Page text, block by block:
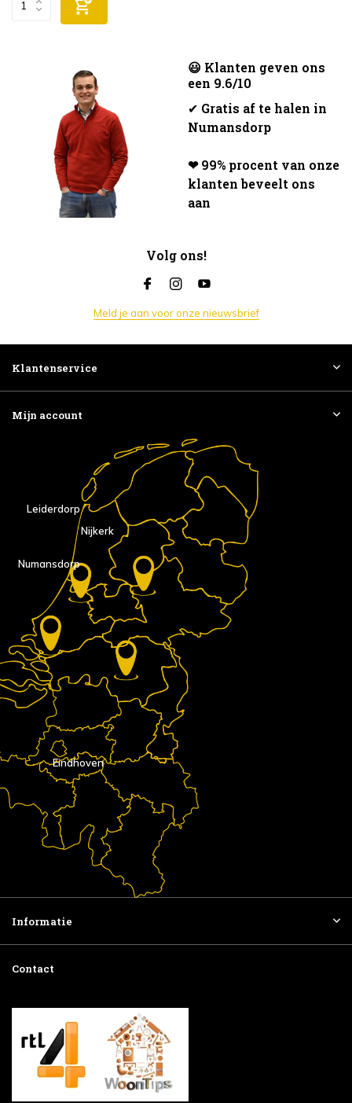
😃 Klanten geven ons
een 9.6/10
✔ Gratis af te halen in
Numansdorp
❤ 99% procent van onze
klanten beveelt ons
aan
Volg ons!
Meld je aan voor onze nieuwsbrief
Klantenservice
Mijn account
Eindhoven
Nijkerk
Numansdorp
Leiderdorp
Informatie
Contact